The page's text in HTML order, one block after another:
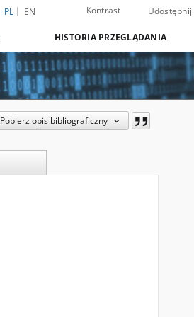
PL EN Kontrast Udostępnij
HISTORIA PRZEGLĄDANIA
Pobierz opis bibliograficzny